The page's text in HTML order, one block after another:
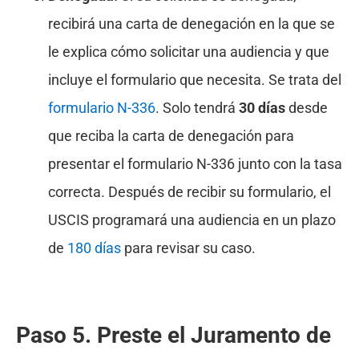
recibirá una carta de denegación en la que se
le explica cómo solicitar una audiencia y que
incluye el formulario que necesita. Se trata del
formulario N-336. Solo tendrá 30 díasdesde
que reciba la carta de denegación para
presentar el formulario N-336 junto con la tasa
correcta. Después de recibir su formulario, el
USCIS programará una audiencia en un plazo
de 180 días para revisar su caso.
Paso 5. Preste el Juramento de